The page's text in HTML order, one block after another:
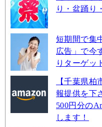
り・盆踊り
短期間で集
広告」で今
りターゲッ
【千葉県
報提供を下
500円分の
します！